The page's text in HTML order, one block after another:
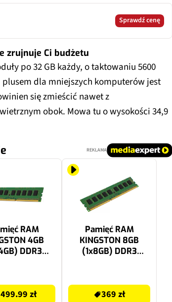
Sprawdź cenę
zrujnuje Ci budżetu
po 32 GB każdy, o taktowaniu 5600
plusem dla mniejszych komputerów jest
się zmieścić nawet z
obok. Mowa tu o wysokości 34,9
REKLAMA
RAM
4GB
DDR3
499.99 zł
Pamięć RAM
KINGSTON 8GB
(1x8GB) DDR3
369 zł